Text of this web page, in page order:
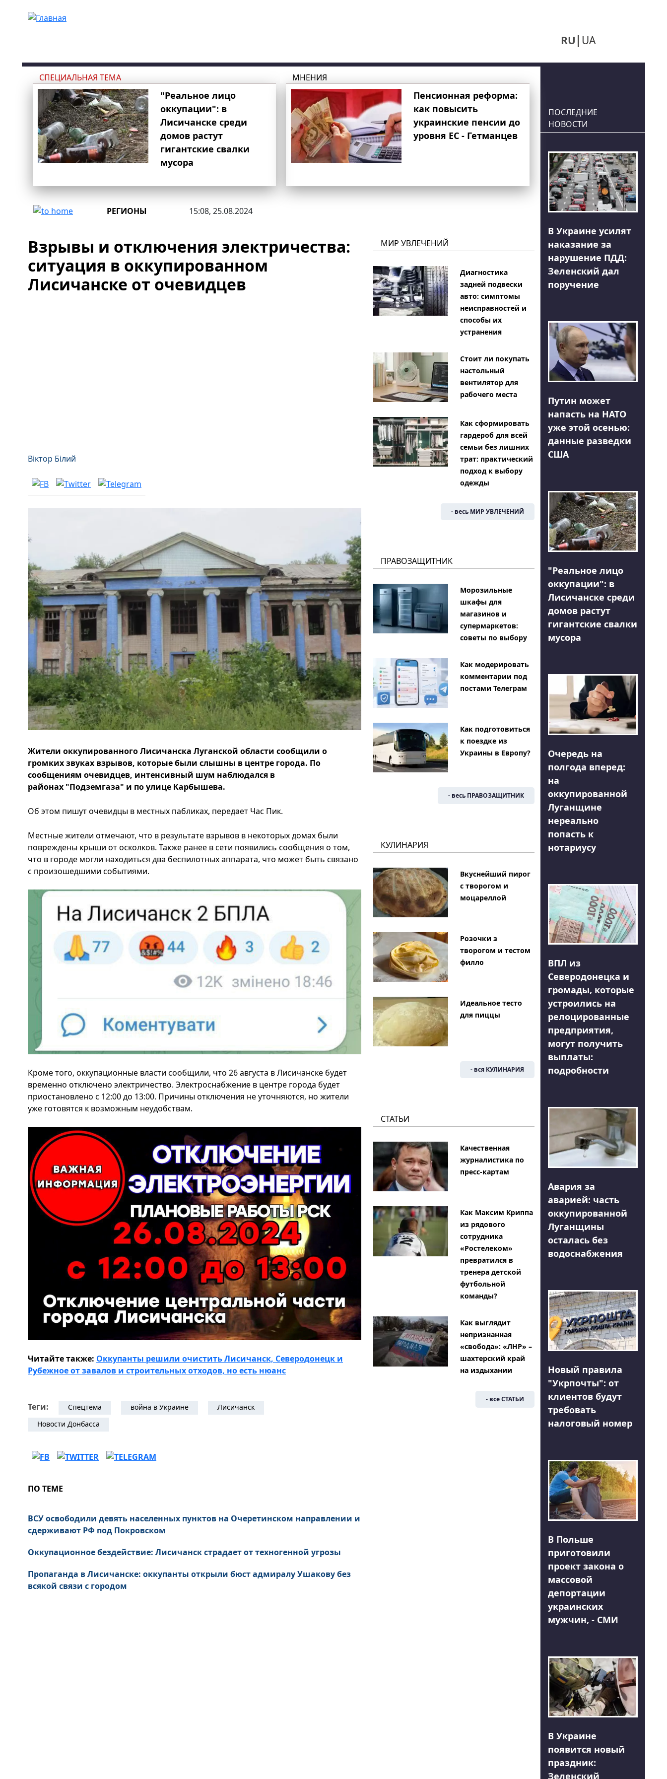
RU UA
СПЕЦИАЛЬНАЯ ТЕМА
"Реальное лицо
оккупации": в
Лисичанске среди
домов растут
гигантские свалки
мусора
МНЕНИЯ
Пенсионная реформа:
как повысить
украинские пенсии до
уровня ЕС - Гетманцев
РЕГИОНЫ 15:08, 25.08.2024
Взрывы и отключения электричества:
ситуация в оккупированном
Лисичанске от очевидцев
Віктор Білий
Жители оккупированного Лисичанска Луганской области сообщили о
громких звуках взрывов, которые были слышны в центре города. По
сообщениям очевидцев, интенсивный шум наблюдался в
районах "Подземгаза" и по улице Карбышева.
Об этом пишут очевидцы в местных пабликах, передает Час Пик.
Местные жители отмечают, что в результате взрывов в некоторых домах были
повреждены крыши от осколков. Также ранее в сети появились сообщения о том,
что в городе могли находиться два беспилотных аппарата, что может быть связано
с произошедшими событиями.
Кроме того, оккупационные власти сообщили, что 26 августа в Лисичанске будет
временно отключено электричество. Электроснабжение в центре города будет
приостановлено с 12:00 до 13:00. Причины отключения не уточняются, но жители
уже готовятся к возможным неудобствам.
Читайте также: Оккупанты решили очистить Лисичанск, Северодонецк и
Рубежное от завалов и строительных отходов, но есть нюанс
Теги: Спецтема война в Украине
Лисичанск
Новости Донбасса
ПО ТЕМЕ
ВСУ освободили девять населенных пунктов на Очеретинском направлении и
сдерживают РФ под Покровском
Оккупационное бездействие: Лисичанск страдает от техногенной угрозы
Пропаганда в Лисичанске: оккупанты открыли бюст адмиралу Ушакову без
всякой связи с городом
МИР УВЛЕЧЕНИЙ
Диагностика
задней подвески
авто: симптомы
неисправностей и
способы их
устранения
Стоит ли покупать
настольный
вентилятор для
рабочего места
Как сформировать
гардероб для всей
семьи без лишних
трат: практический
подход к выбору
одежды
- весь МИР УВЛЕЧЕНИЙ
ПРАВОЗАЩИТНИК
Морозильные
шкафы для
магазинов и
супермаркетов:
советы по выбору
Как модерировать
комментарии под
постами Телеграм
Как подготовиться
к поездке из
Украины в Европу?
- весь ПРАВОЗАЩИТНИК
КУЛИНАРИЯ
Вкуснейший пирог
с творогом и
моцареллой
Розочки з
творогом и тестом
филло
Идеальное тесто
для пиццы
- вся КУЛИНАРИЯ
СТАТЬИ
Качественная
журналистика по
пресс-картам
Как Максим Криппа
из рядового
сотрудника
«Ростелеком»
превратился в
тренера детской
футбольной
команды?
Как выглядит
непризнанная
«свобода»: «ЛНР» –
шахтерский край
на издыхании
- все СТАТЬИ
ПОСЛЕДНИЕ
НОВОСТИ
В Украине усилят
наказание за
нарушение ПДД:
Зеленский дал
поручение
Путин может
напасть на НАТО
уже этой осенью:
данные разведки
США
"Реальное лицо
оккупации": в
Лисичанске среди
домов растут
гигантские свалки
мусора
Очередь на
полгода вперед:
на
оккупированной
Луганщине
нереально
попасть к
нотариусу
ВПЛ из
Северодонецка и
громады, которые
устроились на
релоцированные
предприятия,
могут получить
выплаты:
подробности
Авария за
аварией: часть
оккупированной
Луганщины
осталась без
водоснабжения
Новый правила
"Укрпочты": от
клиентов будут
требовать
налоговый номер
В Польше
приготовили
проект закона о
массовой
депортации
украинских
мужчин, - СМИ
В Украине
появится новый
праздник:
Зеленский